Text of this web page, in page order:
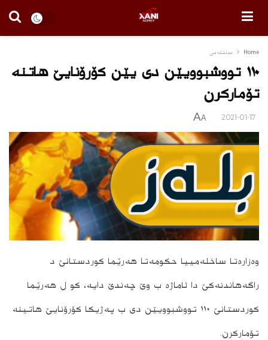
Home ساخله‌می
١١٠ تووشبوویێن دى یێن كۆرۆنایێ هاتنه‌
تۆماركرن
2021-01-17
A
A
وەزارەتا ساخلەمییا حکومەتا ھەرێما کوردستانێ د
راگەھاندنەکێ دا ئاماژە ب وێ چەندێ دایە، کو ل ھەرێما
کوردستانێ ١١٠ تووشبوویێن دی ب پەژیکا کۆرۆنایێ ھاتینە
تۆمارکرن.